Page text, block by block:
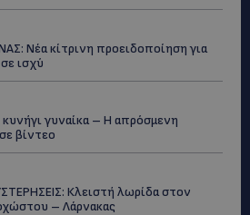
Νέα κίτρινη προειδοποίηση για
ισχύ
κυνήγι γυναίκα – Η απρόσμενη
βίντεο
Κλειστή λωρίδα στον
– Λάρνακας